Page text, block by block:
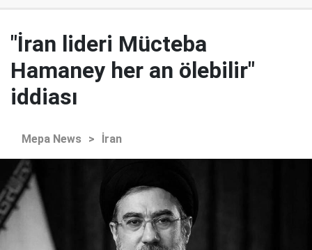
"İran lideri Mücteba
Hamaney her an ölebilir"
iddiası
Mepa News > İran